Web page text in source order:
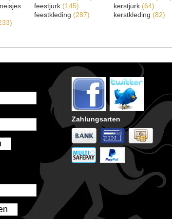
feestjurk (145)
feestkleding (287)
kerstjurk (64)
kerstkleding (82)
Zahlungsarten